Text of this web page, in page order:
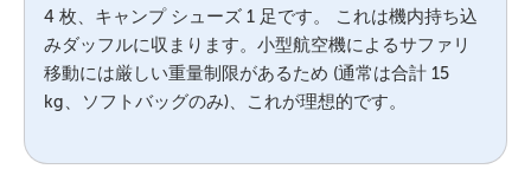
4 枚、キャンプ シューズ 1 足です。 これは機内持ち込
みダッフルに収まります。小型航空機によるサファリ
移動には厳しい重量制限があるため (通常は合計 15
kg、ソフトバッグのみ)、これが理想的です。